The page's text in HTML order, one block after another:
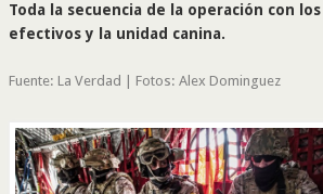
Toda la secuencia de la operación con los
efectivos y la unidad canina.
Fuente: La Verdad | Fotos: Alex Dominguez